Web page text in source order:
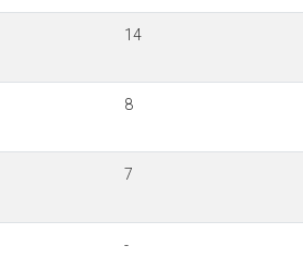
14
8
7
-